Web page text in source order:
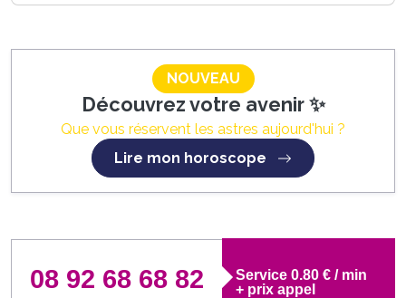
NOUVEAU
Découvrez votre avenir ✨
Que vous réservent les astres aujourd'hui ?
Lire mon horoscope
08 92 68 68 82
Service 0.80 € / min
+ prix appel